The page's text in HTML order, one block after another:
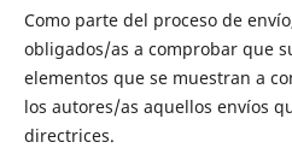
Como parte del proceso de
obligados/as a comprobar que
elementos que se muestran a
los autores/as aquellos envíos
directrices.